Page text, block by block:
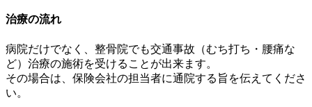
治療の流れ
病院だけでなく、整骨院でも交通事故（むち打ち・腰痛な
ど）治療の施術を受けることが出来ます。
その場合は、保険会社の担当者に通院する旨を伝えてくださ
い。